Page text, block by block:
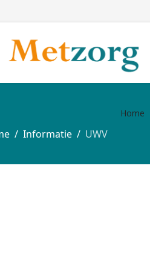
Home
Informatie UWV